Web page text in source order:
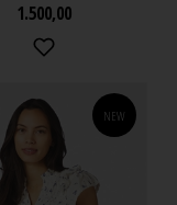
1.500,00
NEW